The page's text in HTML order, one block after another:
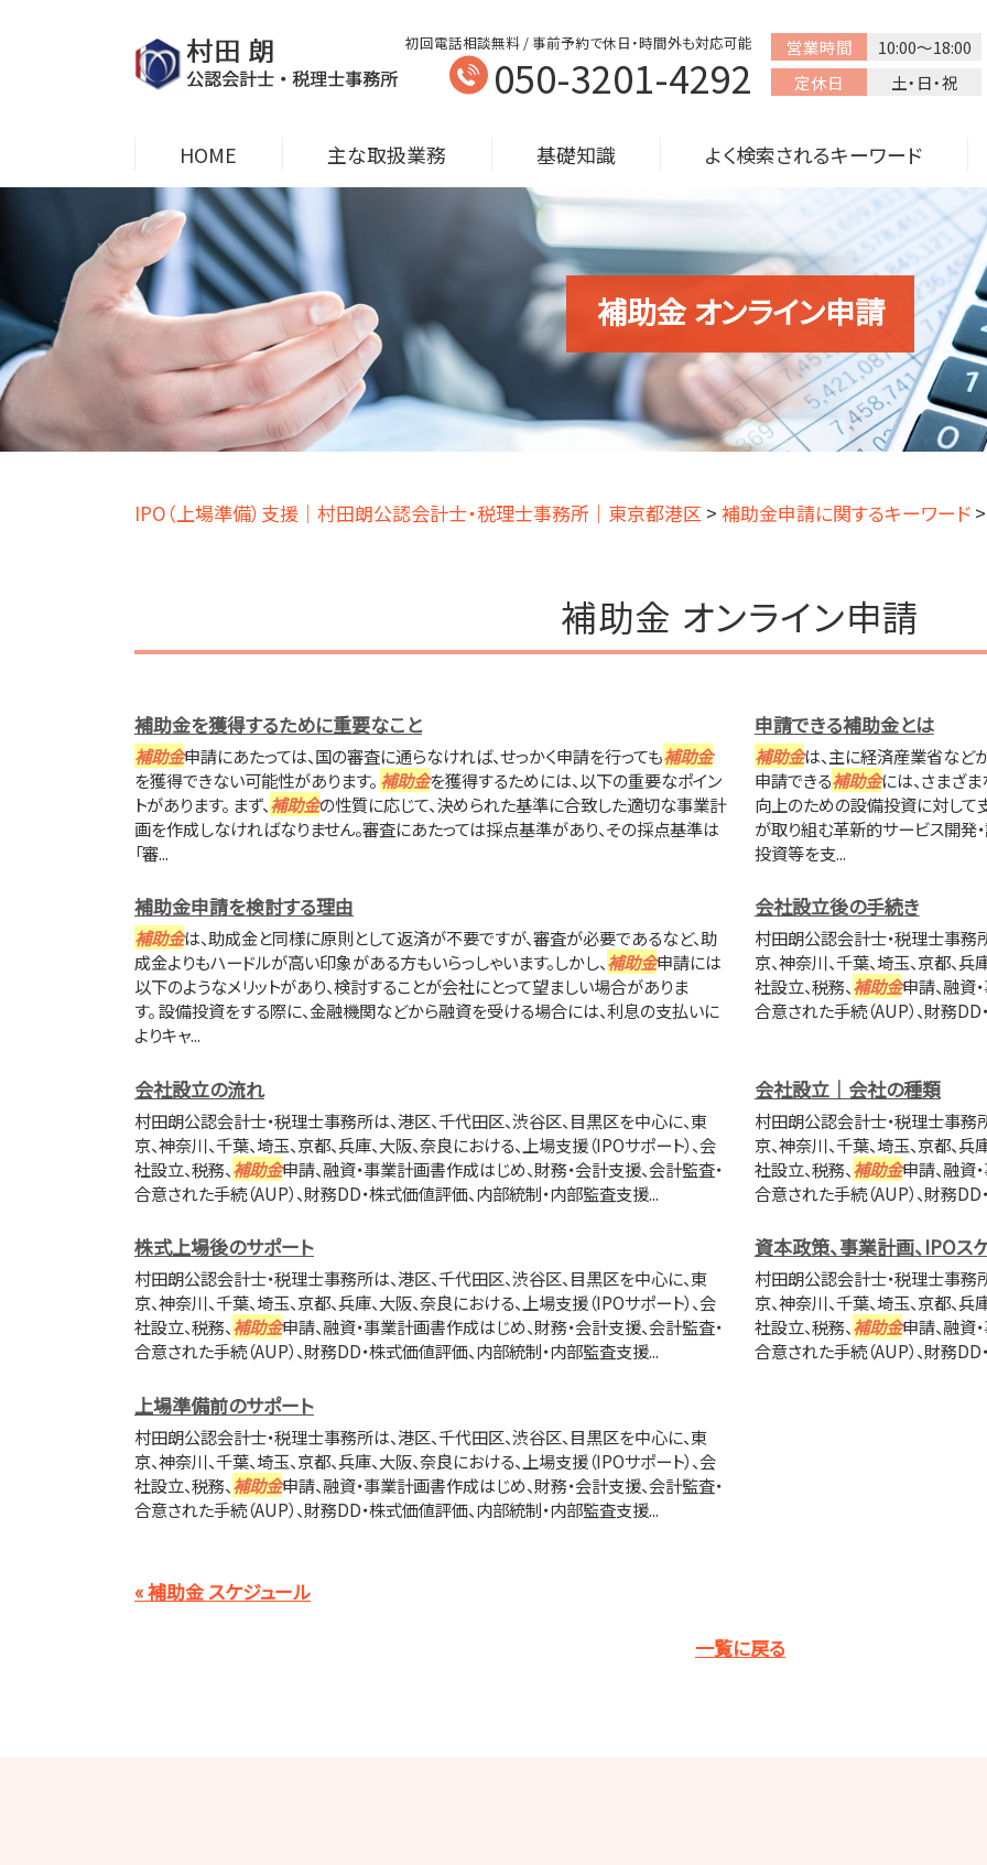
補助金 オンライン申請
初回電話相談無料 / 事前予約で休日・時間外も対応可能
050-3201-4292
営業時間
10:00～18:00
定休日
土・日・祝
HOME 主な取扱業務 基礎知識 よく検索されるキーワード
IPO（上場準備）支援｜村田朗公認会計士・税理士事務所｜東京都港区 > 補助金申請に関するキーワード >
補助金 オンライン申請
補助金を獲得するために重要なこと
補助金申請にあたっては、国の審査に通らなければ、せっかく申請を行っても補助金
を獲得できない可能性があります。 補助金を獲得するためには、以下の重要なポイン
トがあります。 まず、補助金の性質に応じて、決められた基準に合致した適切な事業計
画を作成しなければなりません。審査にあたっては採点基準があり、その採点基準は
「審...
申請できる補助金とは
補助金は、主に経済産業省など
申請できる補助金には、さまざ
向上のための設備投資に対して
が取り組む革新的サービス開発
投資等を支...
補助金申請を検討する理由
補助金は、助成金と同様に原則として返済が不要ですが、審査が必要であるなど、助
成金よりもハードルが高い印象がある方もいらっしゃいます。しかし、補助金申請には
以下のようなメリットがあり、検討することが会社にとって望ましい場合がありま
す。 設備投資をする際に、金融機関などから融資を受ける場合には、利息の支払いに
よりキャ...
会社設立後の手続き
村田朗公認会計士・税理士事務
京、神奈川、千葉、埼玉、京都、
社設立、税務、補助金申請、融資
合意された手続（AUP）、財務
会社設立の流れ
村田朗公認会計士・税理士事務所は、港区、千代田区、渋谷区、目黒区を中心に、東
京、神奈川、千葉、埼玉、京都、兵庫、大阪、奈良における、上場支援（IPOサポート）、会
社設立、税務、補助金申請、融資・事業計画書作成はじめ、財務・会計支援、会計監査・
合意された手続（AUP）、財務DD・株式価値評価、内部統制・内部監査支援...
会社設立｜会社の種類
村田朗公認会計士・税理士事務
京、神奈川、千葉、埼玉、京都、
社設立、税務、補助金申請、融資
合意された手続（AUP）、財務
株式上場後のサポート
村田朗公認会計士・税理士事務所は、港区、千代田区、渋谷区、目黒区を中心に、東
京、神奈川、千葉、埼玉、京都、兵庫、大阪、奈良における、上場支援（IPOサポート）、会
社設立、税務、補助金申請、融資・事業計画書作成はじめ、財務・会計支援、会計監査・
合意された手続（AUP）、財務DD・株式価値評価、内部統制・内部監査支援...
資本政策、事業計画、IPOス
村田朗公認会計士・税理士事務
京、神奈川、千葉、埼玉、京都、
社設立、税務、補助金申請、融資
合意された手続（AUP）、財務
上場準備前のサポート
村田朗公認会計士・税理士事務所は、港区、千代田区、渋谷区、目黒区を中心に、東
京、神奈川、千葉、埼玉、京都、兵庫、大阪、奈良における、上場支援（IPOサポート）、会
社設立、税務、補助金申請、融資・事業計画書作成はじめ、財務・会計支援、会計監査・
合意された手続（AUP）、財務DD・株式価値評価、内部統制・内部監査支援...
« 補助金 スケジュール
一覧に戻る